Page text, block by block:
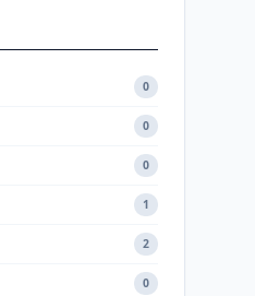
0
0
0
1
2
0